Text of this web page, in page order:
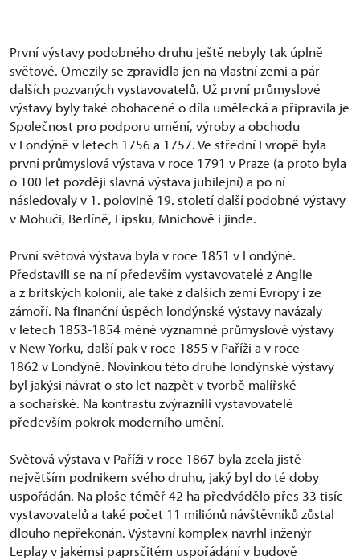
První výstavy podobného druhu ještě nebyly tak úplně
světové. Omezily se zpravidla jen na vlastní zemi a pár
dalších pozvaných vystavovatelů. Už první průmyslové
výstavy byly také obohacené o díla umělecká a připravila je
Společnost pro podporu umění, výroby a obchodu
v Londýně v letech 1756 a 1757. Ve střední Evropě byla
první průmyslová výstava v roce 1791 v Praze (a proto byla
o 100 let později slavná výstava jubilejní) a po ní
následovaly v 1. polovině 19. století další podobné výstavy
v Mohuči, Berlíně, Lipsku, Mnichově i jinde.
První světová výstava byla v roce 1851 v Londýně.
Představili se na ní především vystavovatelé z Anglie
a z britských kolonií, ale také z dalších zemí Evropy i ze
zámoří. Na finanční úspěch londýnské výstavy navázaly
v letech 1853-1854 méně významné průmyslové výstavy
v New Yorku, další pak v roce 1855 v Paříži a v roce
1862 v Londýně. Novinkou této druhé londýnské výstavy
byl jakýsi návrat o sto let nazpět v tvorbě malířské
a sochařské. Na kontrastu zvýraznili vystavovatelé
především pokrok moderního umění.
Světová výstava v Paříži v roce 1867 byla zcela jistě
největším podnikem svého druhu, jaký byl do té doby
uspořádán. Na ploše téměř 42 ha předvádělo přes 33 tisíc
vystavovatelů a také počet 11 miliónů návštěvníků zůstal
dlouho nepřekonán. Výstavní komplex navrhl inženýr
Leplay v jakémsi paprsčitém uspořádání v budově